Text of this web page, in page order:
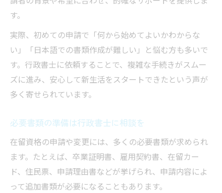
す。
実際、初めての申請で「何から始めてよいかわからな
い」「日本語での書類作成が難しい」と悩む方も多いで
す。行政書士に依頼することで、複雑な手続きがスムー
ズに進み、安心して新生活をスタートできたという声が
多く寄せられています。
必要書類の準備は行政書士に相談を
在留資格の申請や変更には、多くの必要書類が求められ
ます。たとえば、卒業証明書、雇用契約書、在留カー
ド、住民票、申請理由書などが挙げられ、申請内容によ
って追加書類が必要になることもあります。